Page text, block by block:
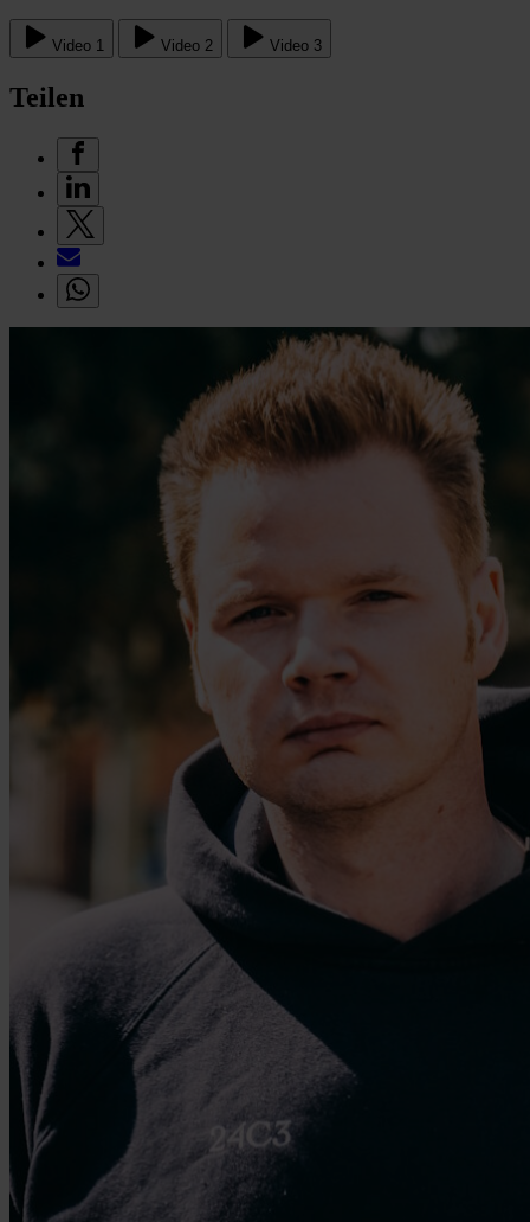
Video 1 Video 2 Video 3
Teilen